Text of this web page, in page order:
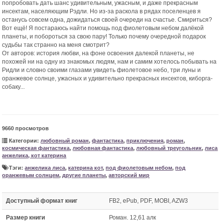
попробовать дать шанс удивительным, ужасным, и даже прекрасным
инсектам, населяющим Рэдли. Но из-за раскола в рядах поселенцев я
останусь совсем одна, дожидаться своей очереди на счастье. Смириться?
Вот ещё! Я постараюсь найти помощь под фиолетовым небом далёкой
планеты, и побороться за свою пару! Только почему очередной подарок
судьбы так странно на меня смотрит?
От авторов: история любви, на фоне освоения далекой планеты, не
похожей ни на одну из знакомых людям, нам и самим хотелось побывать на
Ридли и словно своими глазами увидеть фиолетовое небо, три луны и
оранжевое солнце, ужасных и удивительно прекрасных инсектов, киборга-
собаку...
9660 просмотров
Категории: любовный роман,фантастика,приключения,роман,
космическая фантастика, любовная фантастика, любовный треугольник, лиса
анжелика, кот катерина
Тэги:анжелика лиса,катерина кот,под фиолетовым небом,под
оранжевым солнцем, другие планеты,авторский мир
Доступный формат книг FB2, ePub, PDF, MOBI, AZW3
Размер книги Роман. 12,61 алк